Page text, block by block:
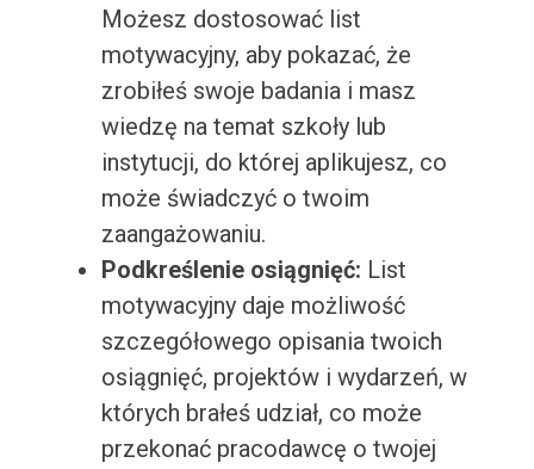
Możesz dostosować list
motywacyjny, aby pokazać, że
zrobiłeś swoje badania i masz
wiedzę na temat szkoły lub
instytucji, do której aplikujesz, co
może świadczyć o twoim
zaangażowaniu.
Podkreślenie osiągnięć: List
motywacyjny daje możliwość
szczegółowego opisania twoich
osiągnięć, projektów i wydarzeń, w
których brałeś udział, co może
przekonać pracodawcę o twojej